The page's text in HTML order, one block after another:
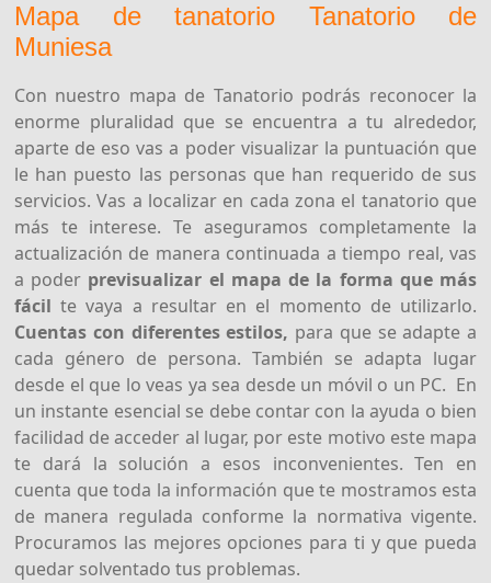
Mapa de tanatorio Tanatorio de
Muniesa
Con nuestro mapa de Tanatorio podrás reconocer la
enorme pluralidad que se encuentra a tu alrededor,
aparte de eso vas a poder visualizar la puntuación que
le han puesto las personas que han requerido de sus
servicios. Vas a localizar en cada zona el tanatorio que
más te interese. Te aseguramos completamente la
actualización de manera continuada a tiempo real, vas
a poder previsualizar el mapa de la forma que más
fácil te vaya a resultar en el momento de utilizarlo.
Cuentas con diferentes estilos, para que se adapte a
cada género de persona. También se adapta lugar
desde el que lo veas ya sea desde un móvil o un PC. En
un instante esencial se debe contar con la ayuda o bien
facilidad de acceder al lugar, por este motivo este mapa
te dará la solución a esos inconvenientes. Ten en
cuenta que toda la información que te mostramos esta
de manera regulada conforme la normativa vigente.
Procuramos las mejores opciones para ti y que pueda
quedar solventado tus problemas.